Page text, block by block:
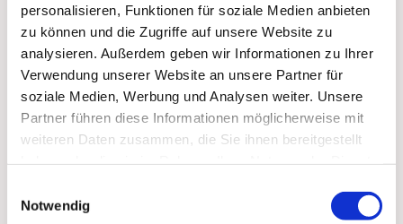
personalisieren, Funktionen für soziale Medien anbieten
zu können und die Zugriffe auf unsere Website zu
analysieren. Außerdem geben wir Informationen zu Ihrer
Verwendung unserer Website an unsere Partner für
soziale Medien, Werbung und Analysen weiter. Unsere
Partner führen diese Informationen möglicherweise mit
weiteren Daten zusammen, die Sie ihnen bereitgestellt
Notwendig
Waldweg, 18586 Sellin